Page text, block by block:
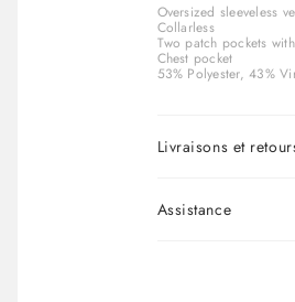
Oversized sleeveless
Collarless
Two patch pockets
Chest pocket
53% Polyester, 43%
Livraisons et
Assistance